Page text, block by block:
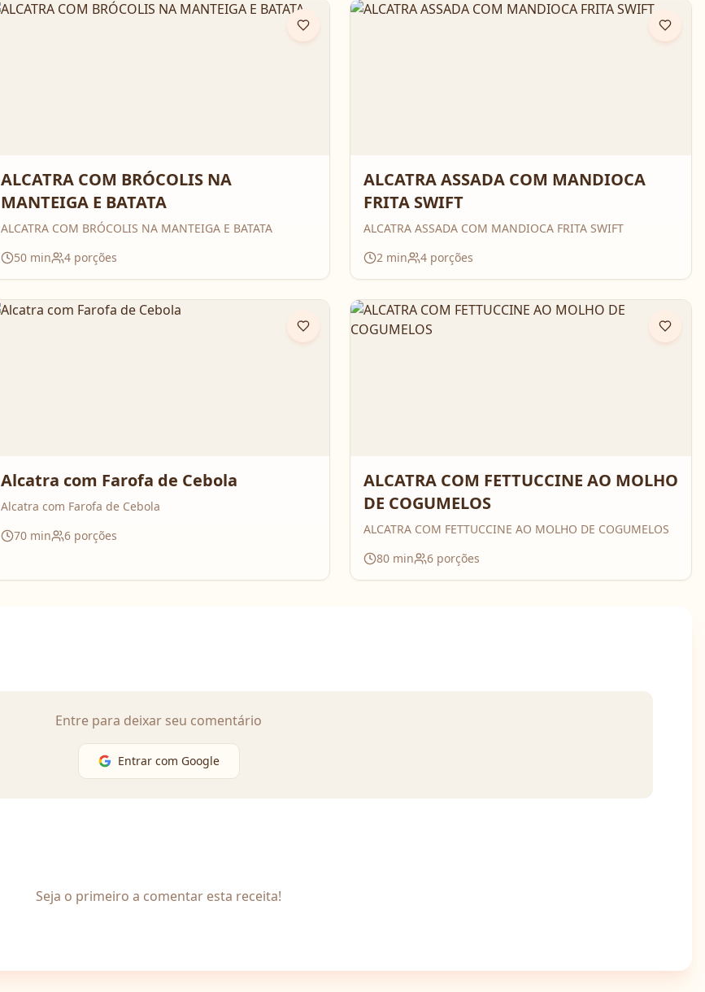
ALCATRA COM BRÓCOLIS NA
MANTEIGA E BATATA
ALCATRA COM BRÓCOLIS NA MANTEIGA E BATATA
50 min 4 porções
ALCATRA ASSADA COM MANDIOCA
FRITA SWIFT
ALCATRA ASSADA COM MANDIOCA FRITA SWIFT
2min 4porções
Alcatra com Farofa de Cebola
Alcatra com Farofa de Cebola
70 min 6 porções
ALCATRA COM FETTUCCINE AO MOLHO
DE COGUMELOS
ALCATRA COM FETTUCCINE AO MOLHO DE COGUMELOS
80min 6porções
Entre para deixar seu comentário
Entrar com Google
Seja o primeiro a comentar esta receita!